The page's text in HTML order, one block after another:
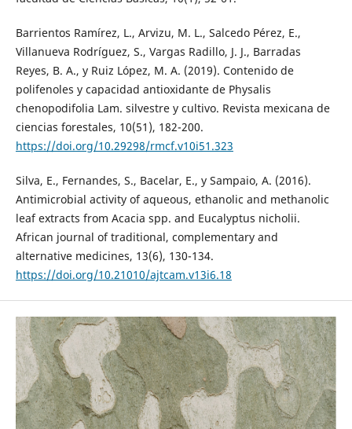
Barrientos Ramírez, L., Arvizu, M. L., Salcedo Pérez, E.,
Villanueva Rodríguez, S., Vargas Radillo, J. J., Barradas
Reyes, B. A., y Ruiz López, M. A. (2019). Contenido de
polifenoles y capacidad antioxidante de Physalis
chenopodifolia Lam. silvestre y cultivo. Revista mexicana de
ciencias forestales, 10(51), 182-200.
https://doi.org/10.29298/rmcf.v10i51.323
Silva, E., Fernandes, S., Bacelar, E., y Sampaio, A. (2016).
Antimicrobial activity of aqueous, ethanolic and methanolic
leaf extracts from Acacia spp. and Eucalyptus nicholii.
African journal of traditional, complementary and
alternative medicines, 13(6), 130-134.
https://doi.org/10.21010/ajtcam.v13i6.18